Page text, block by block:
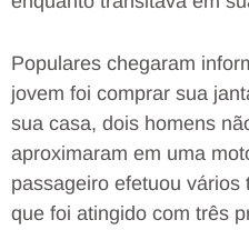
Populares chegaram
jovem foi comprar sua
sua casa, dois homens
aproximaram em uma
passageiro efetuou vários
que foi atingido com três